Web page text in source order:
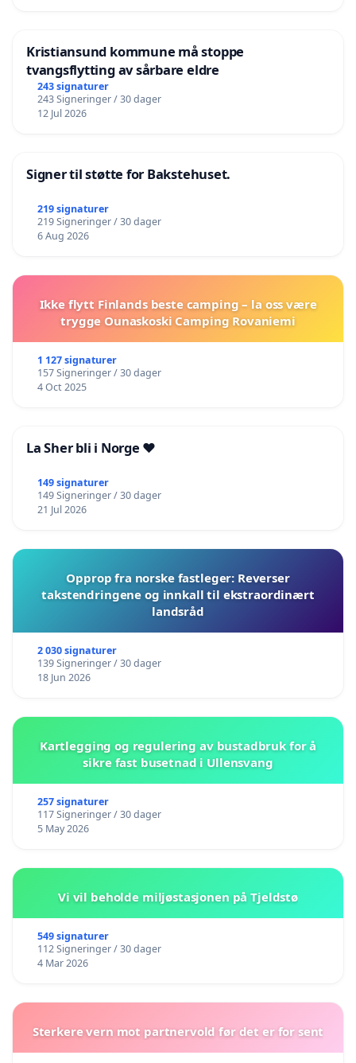
Kristiansund kommune må stoppe
tvangsflytting av sårbare eldre
243 signaturer
243 Signeringer / 30 dager
12 Jul 2026
Signer til støtte for Bakstehuset.
219 signaturer
219 Signeringer / 30 dager
6 Aug 2026
Ikke flytt Finlands beste camping – la oss være
trygge Ounaskoski Camping Rovaniemi
1 127 signaturer
157 Signeringer / 30 dager
4 Oct 2025
La Sher bli i Norge ❤️
149 signaturer
149 Signeringer / 30 dager
21 Jul 2026
Opprop fra norske fastleger: Reverser
takstendringene og innkall til ekstraordinært
landsråd
2 030 signaturer
139 Signeringer / 30 dager
18 Jun 2026
Kartlegging og regulering av bustadbruk for å
sikre fast busetnad i Ullensvang
257 signaturer
117 Signeringer / 30 dager
5 May 2026
Vi vil beholde miljøstasjonen på Tjeldstø
549 signaturer
112 Signeringer / 30 dager
4 Mar 2026
Sterkere vern mot partnervold før det er for sent